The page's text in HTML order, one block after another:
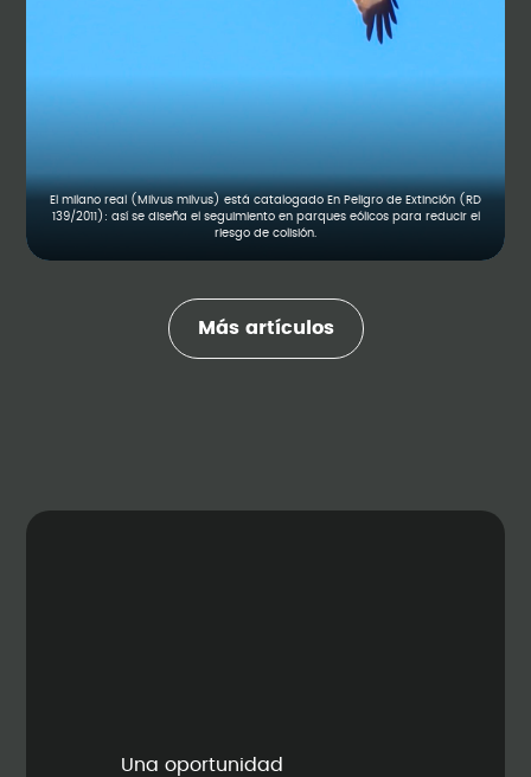
El milano real (Milvus milvus) está catalogado En Peligro de Extinción (RD
139/2011): así se diseña el seguimiento en parques eólicos para reducir el
riesgo de colisión.
Más artículos
Una oportunidad